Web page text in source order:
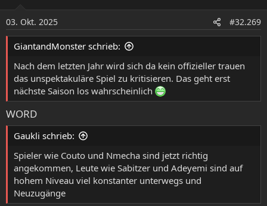
o
n
e
n
03. Okt. 2025 #32.269
GiantandMonster schrieb:
Nach dem letzten Jahr wird sich da kein offizieller trauen
das unspektakuläre Spiel zu kritisieren. Das geht erst
nächste Saison los wahrscheinlich
WORD
Gaukli schrieb:
Spieler wie Couto und Nmecha sind jetzt richtig
angekommen, Leute wie Sabitzer und Adeyemi sind auf
hohem Niveau viel konstanter unterwegs und
Neuzugänge